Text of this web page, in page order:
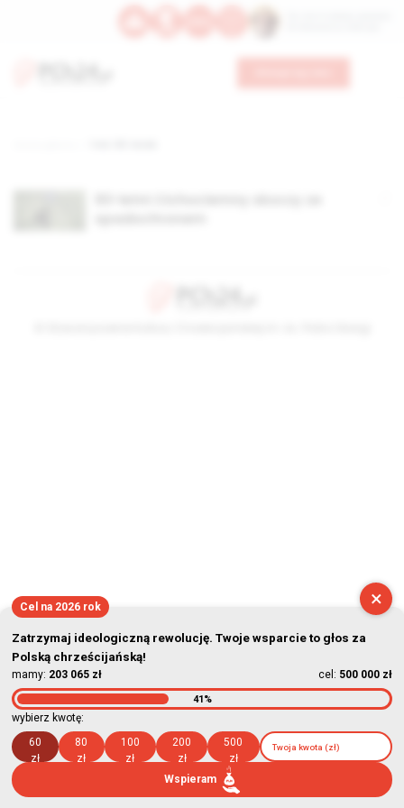
×
Cel na 2026 rok
Zatrzymaj ideologiczną rewolucję. Twoje wsparcie to głos za
Polską chrześcijańską!
mamy: 203 065 zł cel: 500 000 zł
41%
wybierz kwotę:
60
zł
80
zł
100
zł
200
zł
500
zł
Wspieram